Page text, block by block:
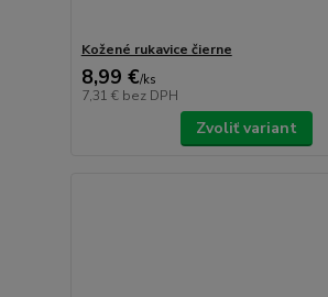
Kožené rukavice čierne
8,99 €/ks
7,31 € bez DPH
Zvoliť variant